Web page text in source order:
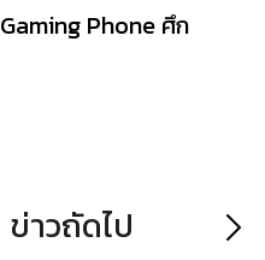
Gaming Phone ศึก
ข่าวถัดไป